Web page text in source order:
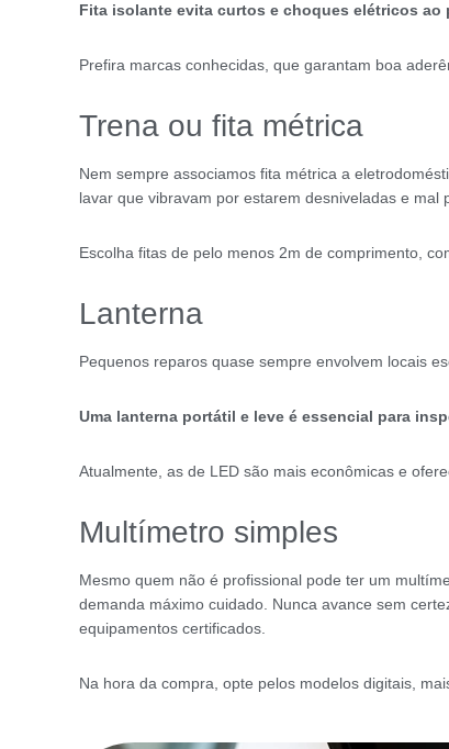
Fita isolante evita curtos e choques elétricos
Prefira marcas conhecidas, que garantam boa
Trena ou fita métrica
Nem sempre associamos fita métrica a
lavar que vibravam por estarem desniveladas e mal
Escolha fitas de pelo menos 2m de comprimento,
Lanterna
Pequenos reparos quase sempre envolvem locais
Uma lanterna portátil e leve é essencial para
Atualmente, as de LED são mais econômicas e
Multímetro simples
Mesmo quem não é profissional pode ter um
demanda máximo cuidado. Nunca avance sem
equipamentos certificados.
Na hora da compra, opte pelos modelos digitais,